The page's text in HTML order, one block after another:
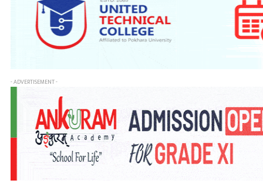
- ADVERTISEMENT -